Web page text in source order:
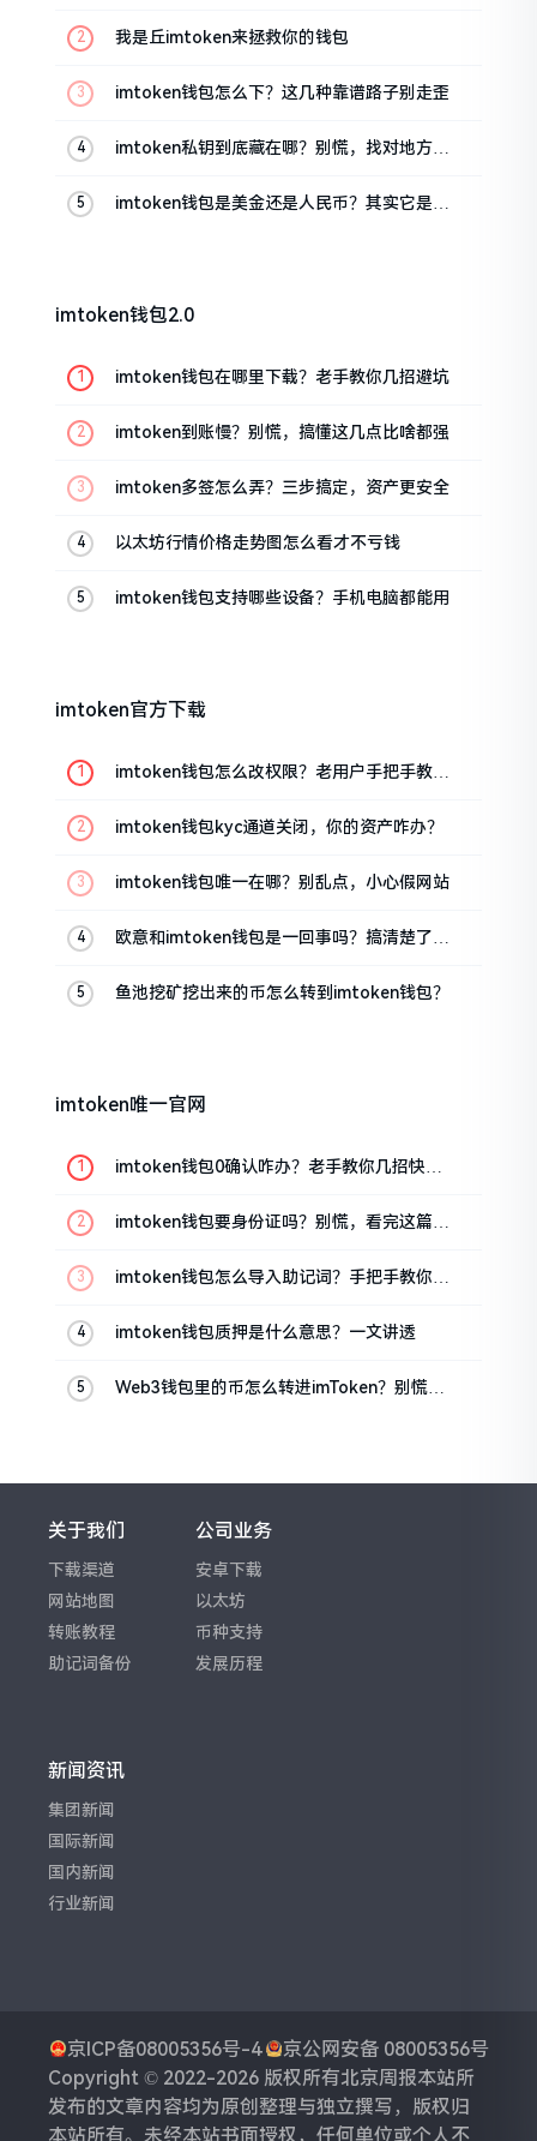
我是丘imtoken来拯救你的钱包
imtoken钱包怎么下？这几种靠谱路子别走歪
imtoken私钥到底藏在哪？别慌，找对地方才
imtoken钱包是美金还是人民币？其实它是个
imtoken钱包2.0
imtoken钱包在哪里下载？老手教你几招避坑
imtoken到账慢？别慌，搞懂这几点比啥都强
imtoken多签怎么弄？三步搞定，资产更安全
以太坊行情价格走势图怎么看才不亏钱
imtoken钱包支持哪些设备？手机电脑都能用
imtoken官方下载
imtoken钱包怎么改权限？老用户手把手教你
imtoken钱包kyc通道关闭，你的资产咋办？
imtoken钱包唯一在哪？别乱点，小心假网站
欧意和imtoken钱包是一回事吗？搞清楚了再
鱼池挖矿挖出来的币怎么转到imtoken钱包？
imtoken唯一官网
imtoken钱包0确认咋办？老手教你几招快速
imtoken钱包要身份证吗？别慌，看完这篇就
imtoken钱包怎么导入助记词？手把手教你找
imtoken钱包质押是什么意思？一文讲透
Web3钱包里的币怎么转进imToken？别慌，
关于我们
下载渠道
网站地图
转账教程
助记词备份
公司业务
安卓下载
以太坊
币种支持
发展历程
新闻资讯
集团新闻
国际新闻
国内新闻
行业新闻
京ICP备08005356号-4
京公网安备 08005356号
Copyright © 2022-2026 版权所有北京周报本站所
发布的文章内容均为原创整理与独立撰写，版权归
本站所有。未经本站书面授权，任何单位或个人不